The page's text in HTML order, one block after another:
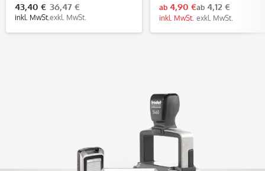
43,40 €
inkl. MwSt.
36,47 €
exkl. MwSt.
ab 4,90 €
inkl. MwSt.
ab 4,12 €
exkl. MwSt.